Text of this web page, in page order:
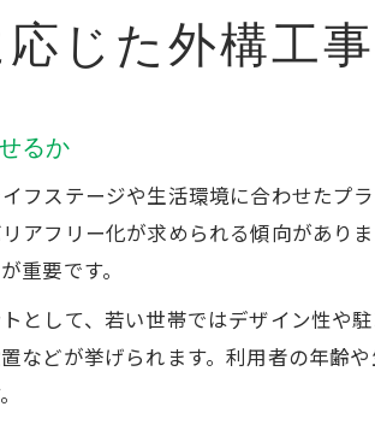
じた外構工
るか
フステージや生活環境に合わせたプ
アフリー化が求められる傾向があり
重要です。
として、若い世帯ではデザイン性や
などが挙げられます。利用者の年齢